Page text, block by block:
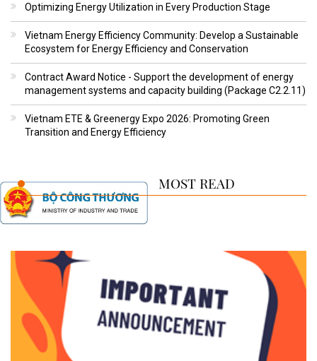
Optimizing Energy Utilization in Every Production Stage
Vietnam Energy Efficiency Community: Develop a Sustainable
Ecosystem for Energy Efficiency and Conservation
Contract Award Notice - Support the development of energy
management systems and capacity building (Package C2.2.11)
Vietnam ETE & Greenergy Expo 2026: Promoting Green
Transition and Energy Efficiency
MOST READ